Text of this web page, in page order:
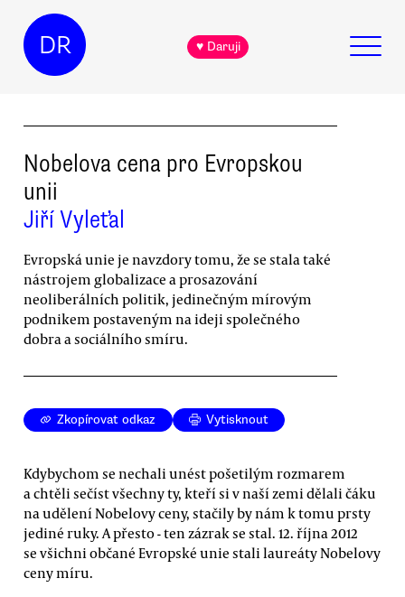
DR ♥ Daruji
Nobelova cena pro Evropskou
unii
Jiří Vyleťal
Evropská unie je navzdory tomu, že se stala také
nástrojem globalizace a prosazování
neoliberálních politik, jedinečným mírovým
podnikem postaveným na ideji společného
dobra a sociálního smíru.
Zkopírovat odkaz Vytisknout
Kdybychom se nechali unést pošetilým rozmarem
a chtěli sečíst všechny ty, kteří si v naší zemi dělali čáku
na udělení Nobelovy ceny, stačily by nám k tomu prsty
jediné ruky. A přesto - ten zázrak se stal. 12. října 2012
se všichni občané Evropské unie stali laureáty Nobelovy
ceny míru.